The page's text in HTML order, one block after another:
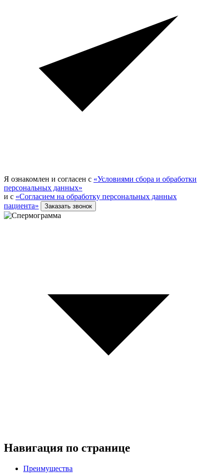
Я ознакомлен и согласен с «Условиями сбора и обработки
персональных данных»
и с «Согласием на обработку персональных данных
пациента»
Заказать звонок
Навигация по странице
Преимущества